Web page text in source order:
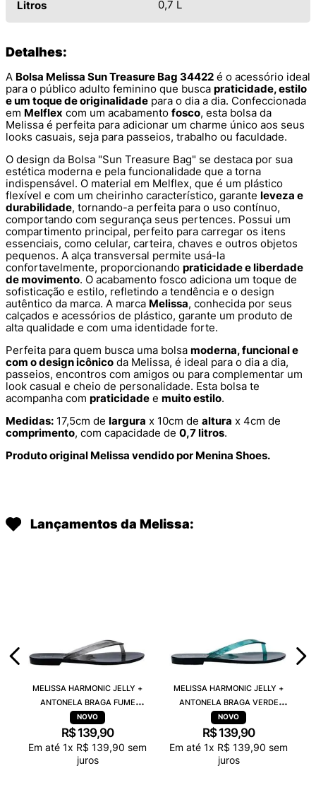
Litros 0,7 L
Detalhes:
A Bolsa Melissa Sun Treasure Bag 34422 é o acessório ideal
para o público adulto feminino que busca praticidade, estilo
e um toque de originalidade para o dia a dia. Confeccionada
em Melflex com um acabamento fosco, esta bolsa da
Melissa é perfeita para adicionar um charme único aos seus
looks casuais, seja para passeios, trabalho ou faculdade.
O design da Bolsa "Sun Treasure Bag" se destaca por sua
estética moderna e pela funcionalidade que a torna
indispensável. O material em Melflex, que é um plástico
flexível e com um cheirinho característico, garante leveza e
durabilidade, tornando-a perfeita para o uso contínuo,
comportando com segurança seus pertences. Possui um
compartimento principal, perfeito para carregar os itens
essenciais, como celular, carteira, chaves e outros objetos
pequenos. A alça transversal permite usá-la
confortavelmente, proporcionando praticidade e liberdade
de movimento. O acabamento fosco adiciona um toque de
sofisticação e estilo, refletindo a tendência e o design
autêntico da marca. A marca Melissa, conhecida por seus
calçados e acessórios de plástico, garante um produto de
alta qualidade e com uma identidade forte.
Perfeita para quem busca uma bolsa moderna, funcional e
com o design icônico da Melissa, é ideal para o dia a dia,
passeios, encontros com amigos ou para complementar um
look casual e cheio de personalidade. Esta bolsa te
acompanha com praticidade e muito estilo.
Medidas: 17,5cm de largura x 10cm de altura x 4cm de
comprimento, com capacidade de 0,7 litros.
Produto original Melissa vendido por Menina Shoes.
Lançamentos da Melissa:
MELISSA HARMONIC JELLY +
ANTONELA BRAGA FUME
TRANSPARENTE 38263
R$ 139,90
Em até 1x R$ 139,90 sem
juros
MELISSA HARMONIC JELLY +
ANTONELA BRAGA VERDE
TRANSPARENTE 38263
R$ 139,90
Em até 1x R$ 139,90 sem
juros